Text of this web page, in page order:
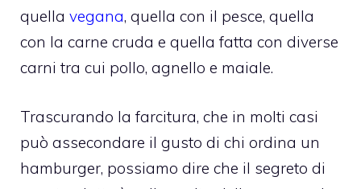
quella vegana, quella con il pesce, quella
con la carne cruda e quella fatta con diverse
carni tra cui pollo, agnello e maiale.
Trascurando la farcitura, che in molti casi
può assecondare il gusto di chi ordina un
hamburger, possiamo dire che il segreto di